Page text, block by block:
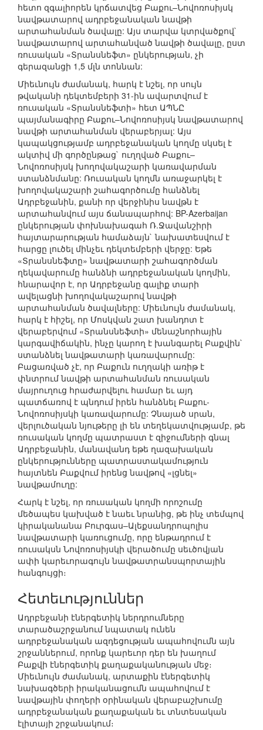
հետո զգալիորեն կրճատվեց Բաքու–Նովոռոսիյսկ
նավթատարով ադրբեջանական նավթի
արտահանման ծավալը: Այս տարվա կտրվածքով`
նավթատարով արտահանված նավթի ծավալը, ըստ
ռուսական «Տրանսնեֆտ» ընկերության, չի
գերազանցի 1,5 մլն տոննան:
Միեւնույն ժամանակ, հարկ է նշել, որ սույն
թվականի դեկտեմբերի 31-ին ավարտվում է
ռուսական «Տրանսնեֆտի» հետ ԱՊՆԸ
պայմանագիրը Բաքու–Նովոռոսիյսկ նավթատարով
նավթի արտահանման վերաբերյալ: Այս
կապակցությամբ ադրբեջանական կողմը սկսել է
ակտիվ մի գործընթաց` ուղղված Բաքու–
Նովոռոսիյսկ խողովակաշարի կառավարման
ստանձնմանը: Ռուսական կողմն առաջարկել է
խողովակաշարի շահագործումը հանձնել
Ադրբեջանին, քանի որ վերջինիս նավթն է
արտահանվում այս ճանապարհով: BP-Azerbaijan
ընկերության փոխնախագահ Ռ.Ջավանշիրի
հայտարարության համաձայն` նախատեսվում է
հարցը լուծել մինչեւ դեկտեմբերի վերջը: Եթե
«Տրանսնեֆտը» նավթատարի շահագործման
ղեկավարումը հանձնի ադրբեջանական կողմին,
հնարավոր է, որ Ադրբեջանը գալիք տարի
ավելացնի խողովակաշարով նավթի
արտահանման ծավալները: Միեւնույն ժամանակ,
հարկ է հիշել, որ Մոսկվան շատ խանդոտ է
վերաբերվում «Տրանսնեֆտի» մենաշնորհային
կարգավիճակին, ինչը կարող է խանգարել Բաքվին`
ստանձնել նավթատարի կառավարումը:
Բացառված չէ, որ Բաքուն ուղղակի առիթ է
փնտրում նավթի արտահանման ռուսական
մայրուղուց հրաժարվելու համար եւ այդ
պատճառով է պնդում իրեն հանձնել Բաքու-
Նովոռոսիյսկի կառավարումը: Չնայած սրան,
վերլուծական նյութերը լի են տեղեկատվությամբ, թե
ռուսական կողմը պատրաստ է զիջումների գնալ
Ադրբեջանին, մանավանդ եթե ղազախական
ընկերությունները պատրաստակամություն
հայտնեն Բաքվում իրենց նավթով «լցնել»
նավթամուղը:
Հարկ է նշել, որ ռուսական կողմի որոշումը
մեծապես կախված է նաեւ նրանից, թե ինչ տեմպով
կիրականանա Բուրգաս–Ալեքսանդրոպոլիս
նավթատարի կառուցումը, որը ենթադրում է
ռուսակսն Նովոռոսիյսկի վերածումը սեւծովյան
ափի կարեւորագույն նավթատրանսպորտային
հանգույցի։
Հետեւություններ
Ադրբեջանի էներգետիկ ներդրումները
տարածաշրջանում նպատակ ունեն
ադրբեջանական ազդեցության ապահովումն այն
շրջաններում, որոնք կարեւոր դեր են խաղում
Բաքվի էներգետիկ քաղաքականության մեջ։
Միեւնույն ժամանակ, արտաքին էներգետիկ
նախագծերի իրականացումն ապահովում է
նավթային փողերի օրինական վերաբաշխումը
ադրբեջանական քաղաքական եւ տնտեսական
էլիտայի շրջանակում։